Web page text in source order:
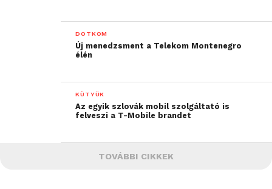
DOTKOM
Új menedzsment a Telekom Montenegro
élén
KÜTYÜK
Az egyik szlovák mobil szolgáltató is
felveszi a T-Mobile brandet
TOVÁBBI CIKKEK